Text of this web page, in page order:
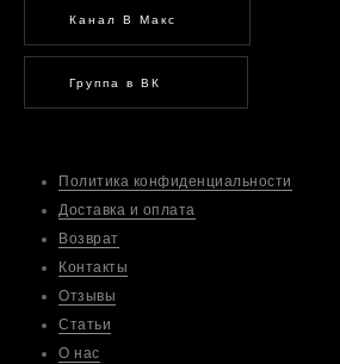
Политика конфиденциальности
Доставка и оплата
Возврат
Контакты
Отзывы
Статьи
О нас
Канал В Макс
Группа в ВК